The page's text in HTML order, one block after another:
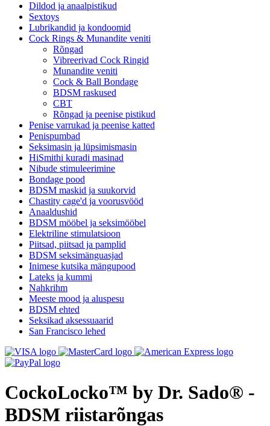
Dildod ja anaalpistikud
Sextoys
Lubrikandid ja kondoomid
Cock Rings & Munandite veniti
Rõngad
Vibreerivad Cock Ringid
Munandite veniti
Cock & Ball Bondage
BDSM raskused
CBT
Rõngad ja peenise pistikud
Penise varrukad ja peenise katted
Penispumbad
Seksimasin ja lüpsimismasin
HiSmithi kuradi masinad
Nibude stimuleerimine
Bondage pood
BDSM maskid ja suukorvid
Chastity cage'd ja voorusvööd
Anaaldushid
BDSM mööbel ja seksimööbel
Elektriline stimulatsioon
Piitsad, piitsad ja pamplid
BDSM seksimänguasjad
Inimese kutsika mängupood
Lateks ja kummi
Nahkrihm
Meeste mood ja aluspesu
BDSM ehted
Seksikad aksessuaarid
San Francisco lehed
CockoLocko™ by Dr. Sado® -
BDSM riistarõngas